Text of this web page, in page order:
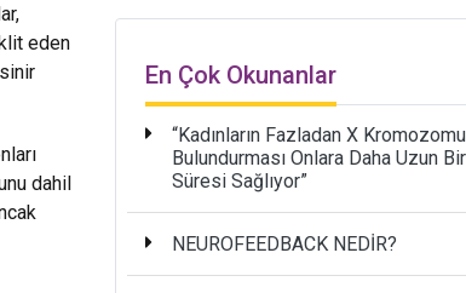
eden
dahil
En Çok Okunanlar
“Kadınların Fazladan X Kromozomu
Bulundurması Onlara Daha Uzun
Süresi Sağlıyor”
NEUROFEEDBACK NEDİR?